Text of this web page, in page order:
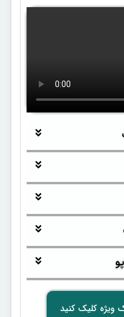
ویژه کلیک کنید